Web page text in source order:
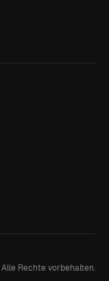
Alle Rechte vorbehalten.